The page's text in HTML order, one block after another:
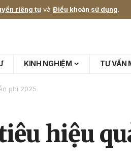
riêng tưvà Điều khoản sử dụng.
KINH NGHIỆM TƯ VẤN
phí 2025
hiệu